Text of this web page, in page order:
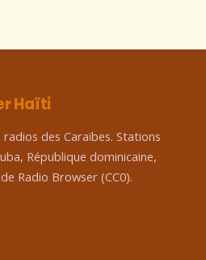
Haïti
des Caraïbes. Stations
République dominicaine,
Radio Browser (CC0).